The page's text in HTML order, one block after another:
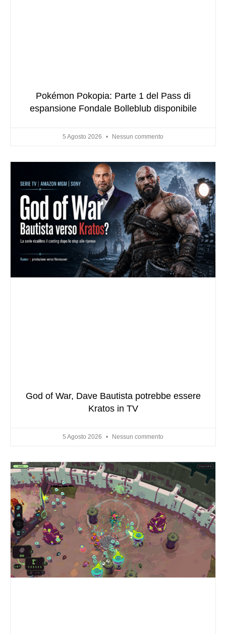
Pokémon Pokopia: Parte 1 del Pass di
espansione Fondale Bolleblub disponibile
5 Agosto 2026 Nessun commento
God of War, Dave Bautista potrebbe essere
Kratos in TV
5 Agosto 2026 Nessun commento